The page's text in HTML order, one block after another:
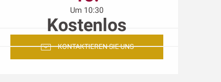
Um 10:30
Kostenlos
KONTAKTIEREN SIE UNS